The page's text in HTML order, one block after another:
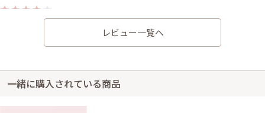
身長162cm【Lサイズ】 (バスト:D85)
結婚式 (友人として)
が、かえって体に沿って良かったです。 ただ首元のホックがすぐ外れるの
が厄介でした。
レビュー一覧へ
一緒に購入されている商品